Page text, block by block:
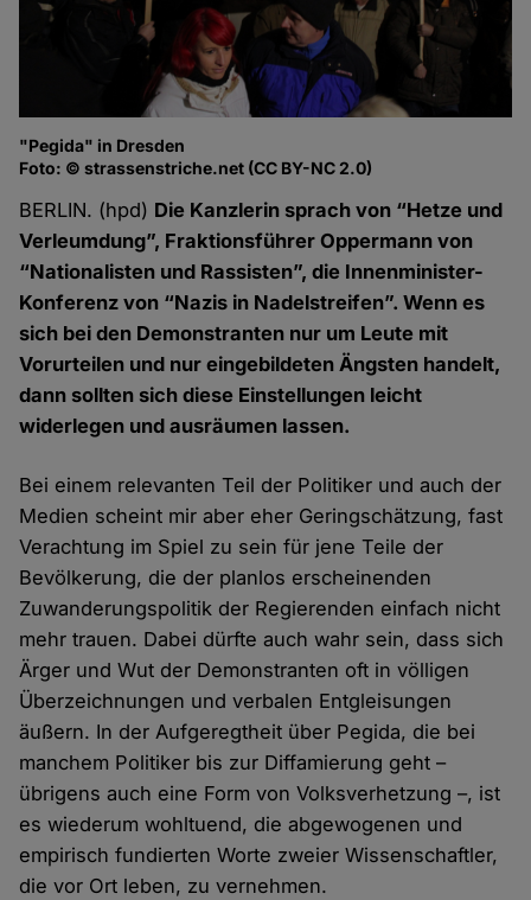
"Pegida" in Dresden
Foto: © strassenstriche.net (CC BY-NC 2.0)
BERLIN. (hpd) Die Kanzlerin sprach von “Hetze und
Verleumdung”, Fraktionsführer Oppermann von
“Nationalisten und Rassisten”, die Innenminister-
Konferenz von “Nazis in Nadelstreifen”. Wenn es
sich bei den Demonstranten nur um Leute mit
Vorurteilen und nur eingebildeten Ängsten handelt,
dann sollten sich diese Einstellungen leicht
widerlegen und ausräumen lassen.
Bei einem relevanten Teil der Politiker und auch der
Medien scheint mir aber eher Geringschätzung, fast
Verachtung im Spiel zu sein für jene Teile der
Bevölkerung, die der planlos erscheinenden
Zuwanderungspolitik der Regierenden einfach nicht
mehr trauen. Dabei dürfte auch wahr sein, dass sich
Ärger und Wut der Demonstranten oft in völligen
Überzeichnungen und verbalen Entgleisungen
äußern. In der Aufgeregtheit über Pegida, die bei
manchem Politiker bis zur Diffamierung geht –
übrigens auch eine Form von Volksverhetzung –, ist
es wiederum wohltuend, die abgewogenen und
empirisch fundierten Worte zweier Wissenschaftler,
die vor Ort leben, zu vernehmen.